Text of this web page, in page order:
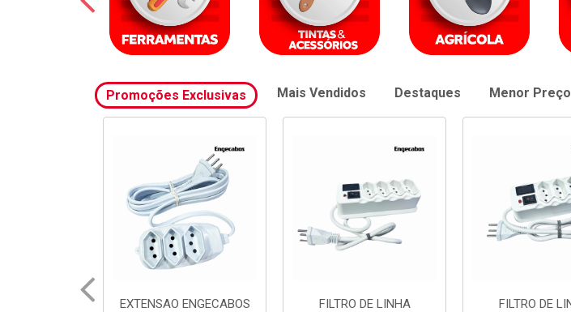
Promoções Exclusivas Mais Vendidos Destaques Menor Preço
FILTRO DE LINHA
FILTRO DE LINHA
EXTENSAO